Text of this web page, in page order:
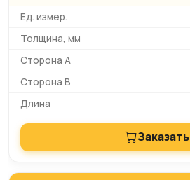
Заказать